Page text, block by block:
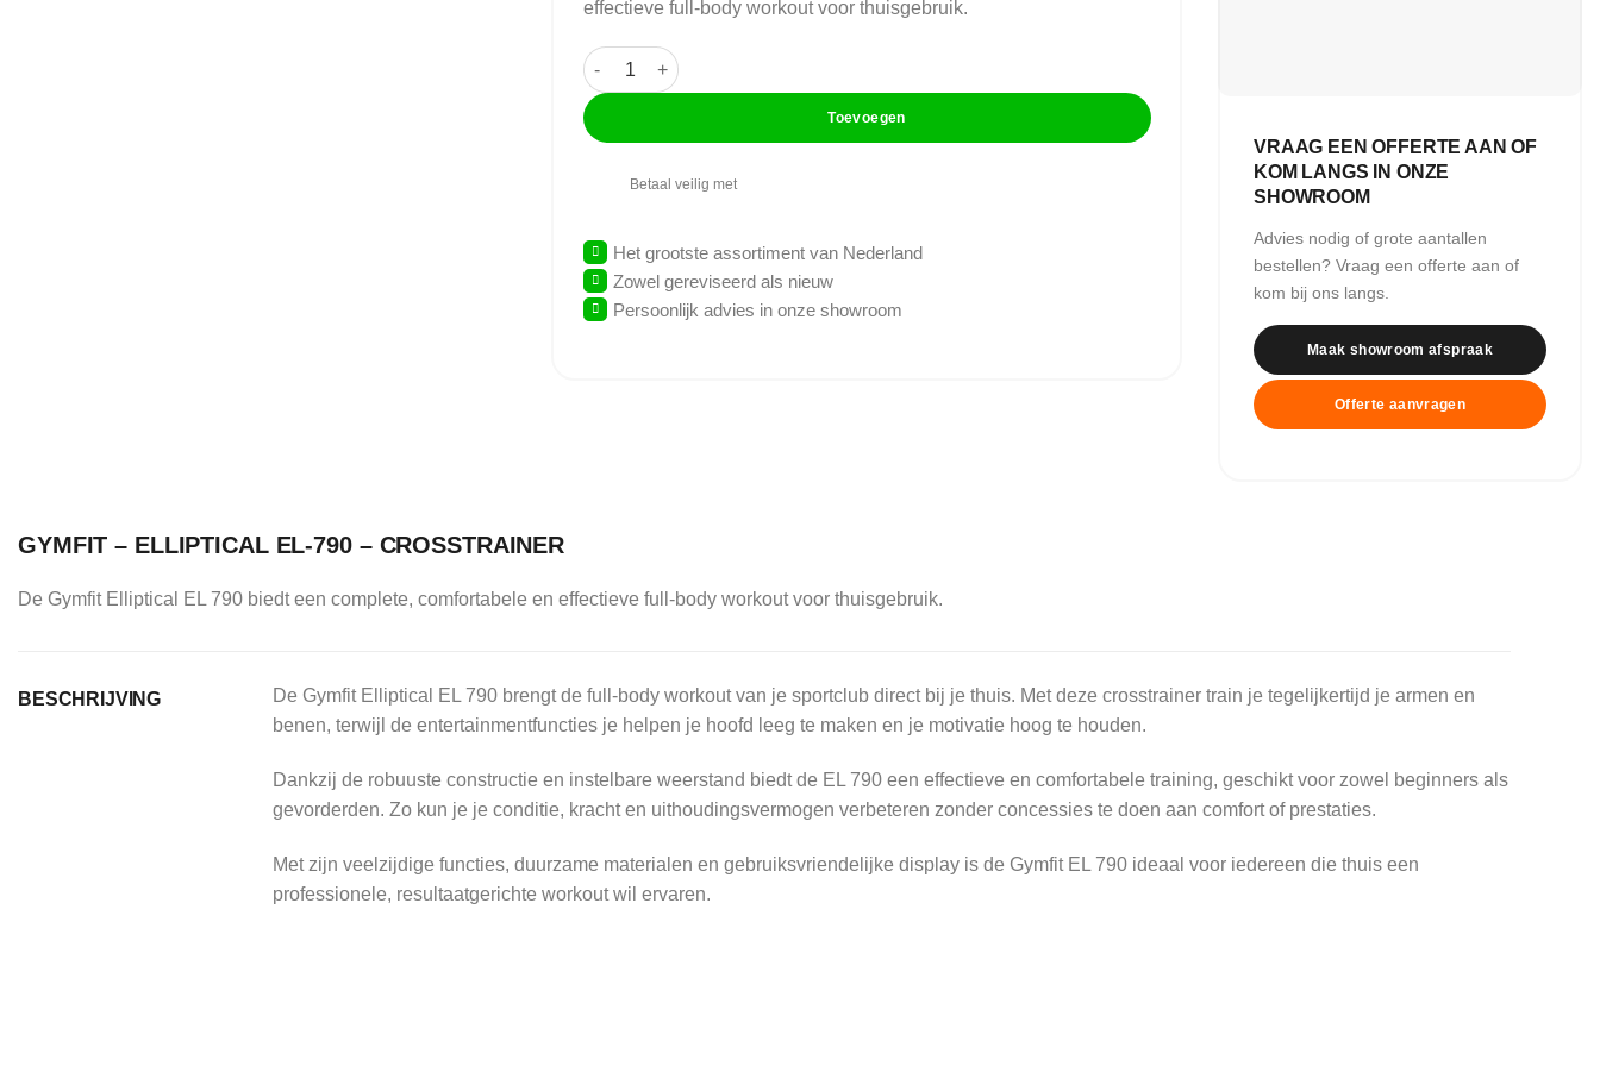
effectieve full-body workout voor thuisgebruik.
GymFit - Elliptical EL-790 - Crosstrainer aantal
Toevoegen
Betaal veilig met
Het grootste assortiment van Nederland
Zowel gereviseerd als nieuw
Persoonlijk advies in onze showroom
VRAAG EEN OFFERTE AAN OF
KOM LANGS IN ONZE
SHOWROOM
Advies nodig of grote aantallen
bestellen? Vraag een offerte aan of
kom bij ons langs.
Maak showroom afspraak
Offerte aanvragen
GYMFIT – ELLIPTICAL EL-790 – CROSSTRAINER
De Gymfit Elliptical EL 790 biedt een complete, comfortabele en effectieve full-body workout voor thuisgebruik.
BESCHRIJVING
De Gymfit Elliptical EL 790 brengt de full-body workout van je sportclub direct bij je thuis. Met deze crosstrainer train je tegelijkertijd je armen en
benen, terwijl de entertainmentfuncties je helpen je hoofd leeg te maken en je motivatie hoog te houden.
Dankzij de robuuste constructie en instelbare weerstand biedt de EL 790 een effectieve en comfortabele training, geschikt voor zowel beginners als
gevorderden. Zo kun je je conditie, kracht en uithoudingsvermogen verbeteren zonder concessies te doen aan comfort of prestaties.
Met zijn veelzijdige functies, duurzame materialen en gebruiksvriendelijke display is de Gymfit EL 790 ideaal voor iedereen die thuis een
professionele, resultaatgerichte workout wil ervaren.